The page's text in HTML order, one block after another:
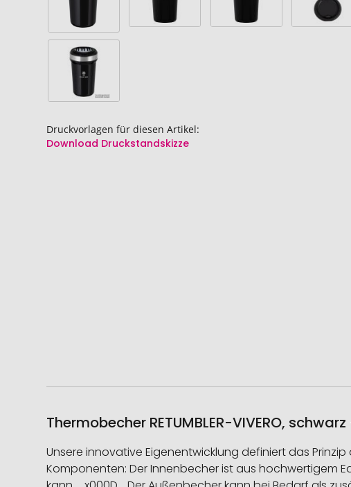
Druckvorlagen für diesen Artikel:
Download Druckstandskizze
Thermobecher RETUMBLER-VIVERO,
Unsere innovative Eigenentwicklung definiert das
Komponenten: Der Innenbecher ist aus hochwertigem